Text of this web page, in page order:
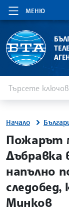
МЕНЮ
Начало
site.bta
Пожарът
Дъбравка
напълно
Минков